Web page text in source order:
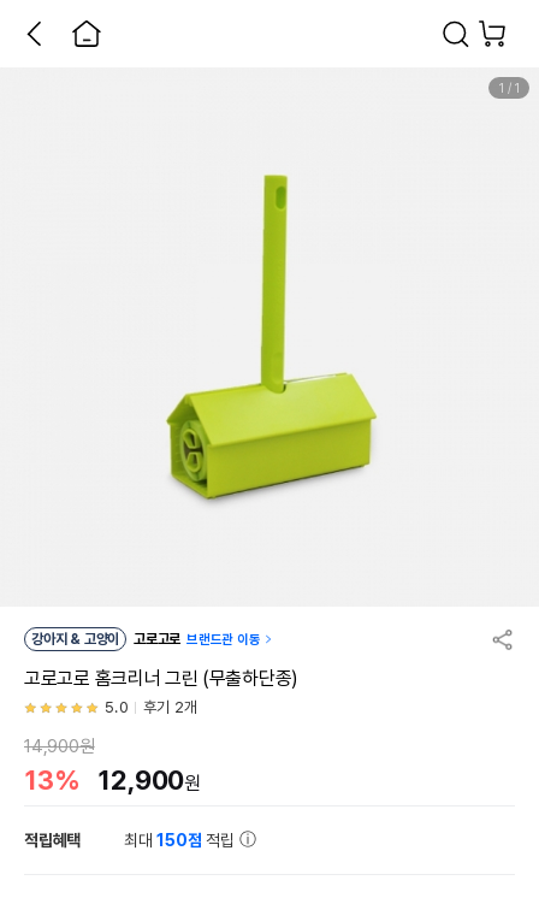
1 / 1
강아지 & 고양이 고로고로 브랜드관 이동
고로고로 홈크리너 그린 (무출하단종)
5.0 후기 2개
14,900원
13% 12,900원
적립혜택 최대150점 적립